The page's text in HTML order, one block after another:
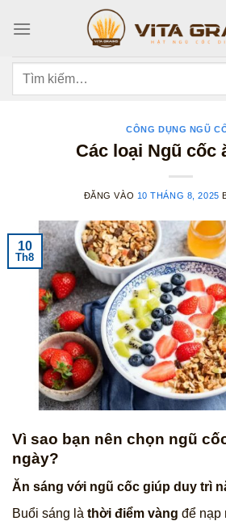
qua
Tìm
CÔNG DỤNG NGŨ
Các loại Ngũ cốc
ĐĂNG VÀO 10 THÁNG 8, 2025
10
Th8
Vì sao bạn nên chọn ngũ
ngày?
Ăn sáng với ngũ cốc giúp duy trì
Buổi sáng là thời điểm vàng để nạp